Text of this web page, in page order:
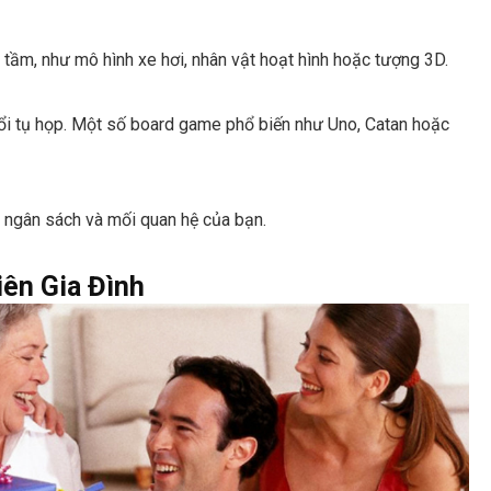
như mô hình xe hơi, nhân vật hoạt hình hoặc tượng 3D.
tụ họp. Một số board game phổ biến như Uno, Catan hoặc
sách và mối quan hệ của bạn.
Gia Đình